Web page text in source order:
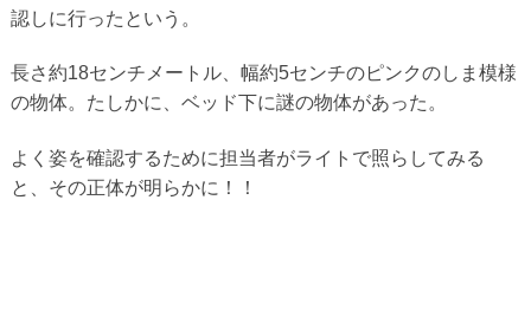
認しに行ったという。
長さ約18センチメートル、幅約5センチのピンクのしま模様
の物体。たしかに、ベッド下に謎の物体があった。
よく姿を確認するために担当者がライトで照らしてみる
と、その正体が明らかに！！